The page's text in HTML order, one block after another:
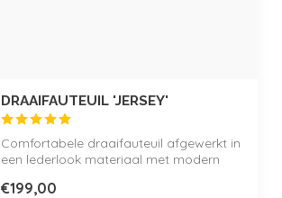
DRAAIFAUTEUIL 'JERSEY'
Comfortabele draaifauteuil afgewerkt in
een lederlook materiaal met modern
€199,00